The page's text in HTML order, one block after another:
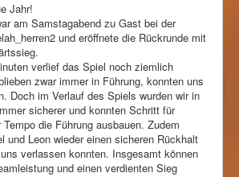
Jahr!
am Samstagabend zu Gast bei der
und eröffnete die Rückrunde mit
verlief das Spiel noch ziemlich
zwar immer in Führung, konnten uns
Doch im Verlauf des Spiels wurden wir in
sicherer und konnten Schritt für
die Führung ausbauen. Zudem
und Leon wieder einen sicheren Rückhalt
verlassen konnten. Insgesamt können
und einen verdienten Sieg